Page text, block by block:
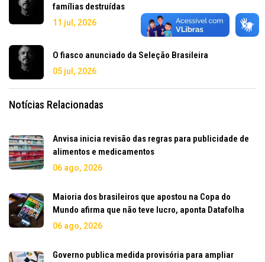
famílias destruídas
11 jul, 2026
O fiasco anunciado da Seleção Brasileira
05 jul, 2026
Notícias Relacionadas
Anvisa inicia revisão das regras para publicidade de
alimentos e medicamentos
06 ago, 2026
Maioria dos brasileiros que apostou na Copa do
Mundo afirma que não teve lucro, aponta Datafolha
06 ago, 2026
Governo publica medida provisória para ampliar